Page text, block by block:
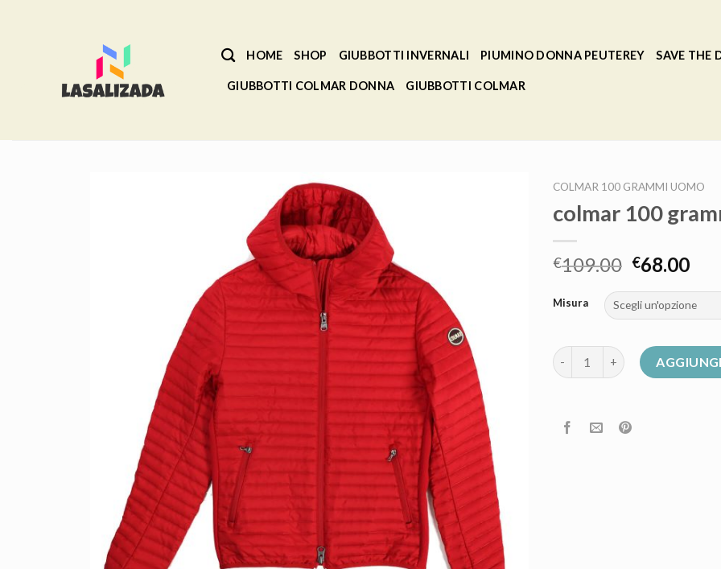
HOME SHOP GIUBBOTTI INVERNALI PIUMINO DONNA PEUTEREY SAVE THE
GIUBBOTTI COLMAR DONNA GIUBBOTTI COLMAR
COLMAR 100 GRAMMI UOMO
colmar 100
€109.00 €68.00
Misura
colmar 100 grammi uomo